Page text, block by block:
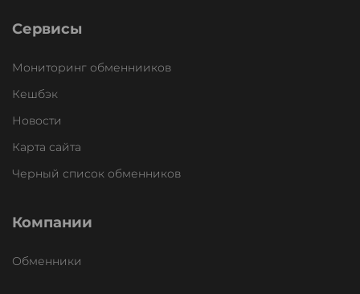
Сервисы
Мониторинг обменнииков
Кешбэк
Новости
Карта сайта
Черный список обменников
Компании
Обменники